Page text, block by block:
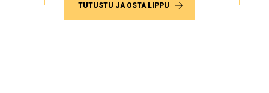
TUTUSTU JA OSTA LIPPU